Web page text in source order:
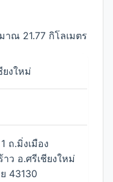
าณ 21.77 กิโลเมตร
งใหม่
ถ.มิ่งเมือง
ว อ.ศรีเชียงใหม่
43130